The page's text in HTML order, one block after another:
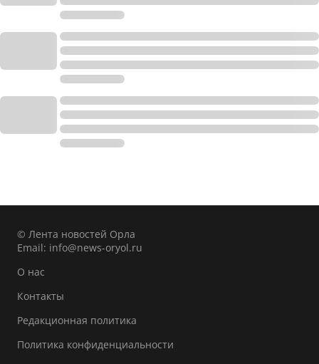
© Лента новостей Орла
Email: info@news-oryol.ru
О нас
Контакты
Редакционная политика
Политика конфиденциальности